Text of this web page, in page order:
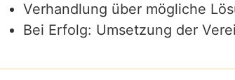
Verhandlung über mögliche
Bei Erfolg: Umsetzung der